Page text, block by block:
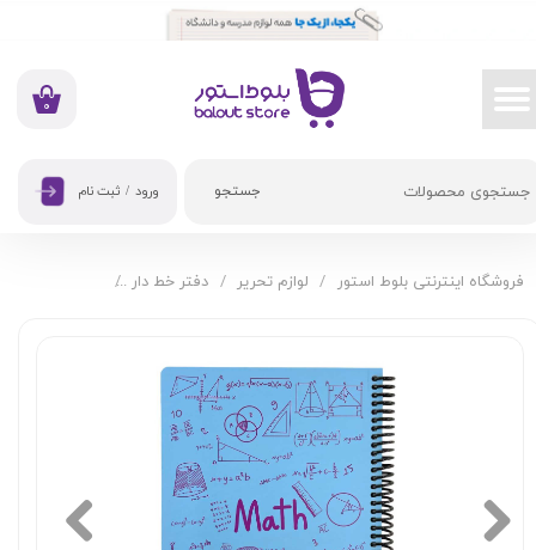
جستجو
۰
ورود / ثبت نام
حساب کاربری من
تغییر گذر واژه
فروشگاه اینترنتی بلوط استور لوازم تحریر دفتر خط دار